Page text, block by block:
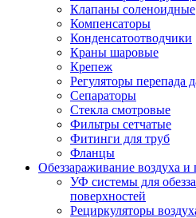
Клапаны соленоидные
Компенсаторы
Конденсатоотводчики
Краны шаровые
Крепеж
Регуляторы перепада
Сепараторы
Стекла смотровые
Фильтры сетчатые
Фитинги для труб
Фланцы
Обеззараживание воздуха и
УФ системы для
поверхностей
Рециркуляторы